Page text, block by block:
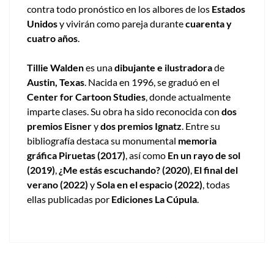
contra todo pronóstico en los albores de los Estados
Unidosy vivirán como pareja durantecuarenta y
cuatro años.
Tillie Waldenes unadibujante e ilustradorade
Austin, Texas. Nacida en 1996, se graduó en el
Center for Cartoon Studies, donde actualmente
imparte clases. Su obra ha sido reconocida con dos
premios Eisnerydos premios Ignatz. Entre su
bibliografía destaca su monumental memoria
gráfica Piruetas (2017), así como En un rayo de sol
(2019), ¿Me estás escuchando? (2020), El final del
verano (2022) ySola en el espacio (2022), todas
ellas publicadas por Ediciones La Cúpula.